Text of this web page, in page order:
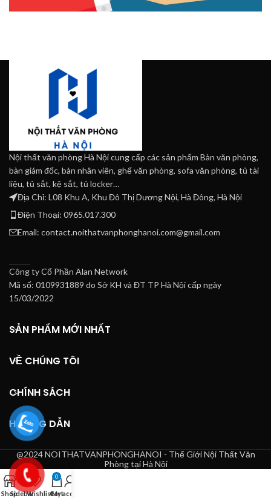
Nội thất văn phòng Hà Nội cung cấp các sản phẩm Bàn văn phòng,
bàn giám đốc, bàn nhân viên, ghế văn phòng, sofa văn phòng, tủ tài
liệu, tủ sắt, kệ sắt, tủ locker…
Địa Chỉ: L08 Khu A, Khu Đô Thị Dương Nội, Hà Đông, Hà Nội
Điện Thoại: 0965.017.300
Email: contact.noithatvanphonghanoi.com@gmail.com
Công ty Cổ Phần Alan Network
Mã số: 0109931889 do Sở KH và ĐT TP Hà Nội cấp ngày
15/03/2022
SẢN PHẨM MỚI NHẤT
VỀ CHÚNG TÔI
CHÍNH SÁCH
HƯỚNG DẪN
@2024 NOITHATVANPHONGHANOI - Thế Giới Nội Thất Văn
Phòng tại Hà Nội
ShopSidebarWishlist
0
Cart
My account